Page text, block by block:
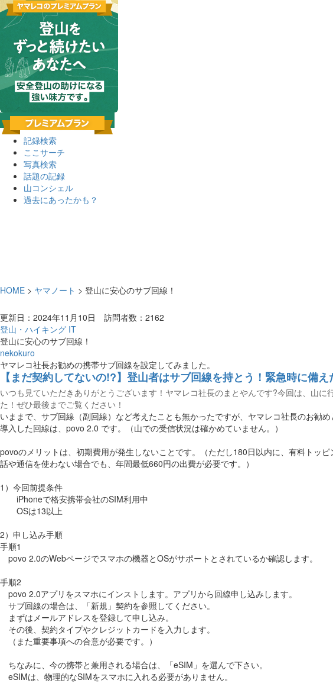
記録検索
ここサーチ
写真検索
話題の記録
山コンシェル
過去にあったかも？
HOME > ヤマノート > 登山に安心のサブ回線！
更新日：2024年11月10日 訪問者数：2162
登山・ハイキング IT
登山に安心のサブ回線！
nekokuro
ヤマレコ社長お勧めの携帯サブ回線を設定してみました。
【まだ契約してないの!?】登山者はサブ回線を持とう！緊急時に備
いつも見ていただきありがとうございます！ヤマレコ社長のまとやんです?今回は、山
た！ぜひ最後までご覧ください！
いままで、サブ回線（副回線）など考えたことも無かったですが、ヤマレコ社長のお勧
導入した回線は、povo 2.0 です。（山での受信状況は確かめていません。）
povoのメリットは、初期費用が発生しないことです。（ただし180日以内に、有料トッ
話や通信を使わない場合でも、年間最低660円の出費が必要です。）
1）今回前提条件
iPhoneで格安携帯会社のSIM利用中
OSは13以上
2）申し込み手順
手順1
povo 2.0のWebページでスマホの機器とOSがサポートとされているか確認します。
手順2
povo 2.0アプリをスマホにインストします。アプリから回線申し込みします。
サブ回線の場合は、「新規」契約を参照してください。
まずはメールアドレスを登録して申し込み。
その後、契約タイプやクレジットカードを入力します。
（また重要事項への合意が必要です。）
ちなみに、今の携帯と兼用される場合は、「eSIM」を選んで下さい。
eSIMは、物理的なSIMをスマホに入れる必要がありません。